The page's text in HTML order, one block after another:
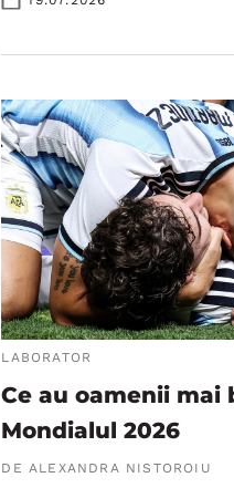
LABORATOR
Ce au oamenii mai
Mondialul 2026
DE ALEXANDRA NISTOROIU